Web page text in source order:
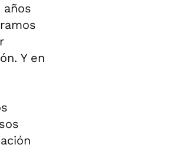
Y en